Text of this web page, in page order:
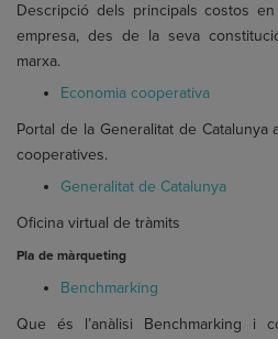
Descripció dels principals costos
empresa, des de la seva
marxa.
Economia cooperativa
Portal de la Generalitat de
cooperatives.
Generalitat de Catalunya
Oficina virtual de tràmits
Pla de màrqueting
Benchmarking
Que és l’anàlisi Benchmarking i